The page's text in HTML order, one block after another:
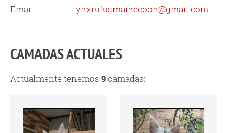
Email lynxrufusmainecoon@gmail.com
CAMADAS ACTUALES
Actualmente tenemos 9camadas: